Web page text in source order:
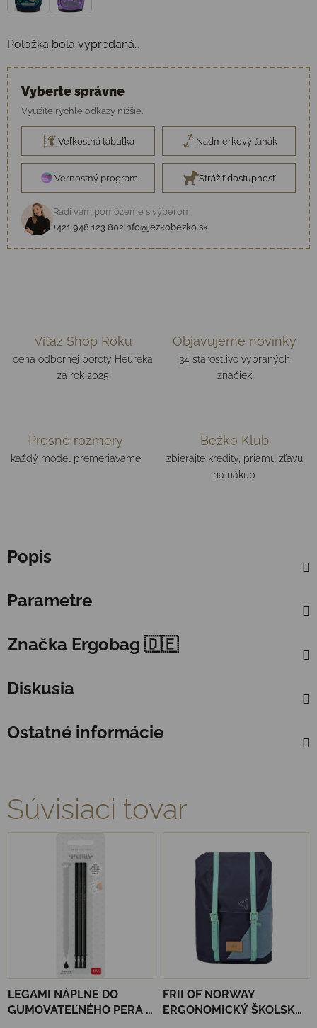
Položka bola vypredaná…
Vyberte správne
Využite rýchle odkazy nižšie.
Veľkostná tabuľka Nadmerkový ťahák
Vernostný program Strážiť dostupnosť
Radi vám pomôžeme s výberom
+421 948 123 802info@jezkobezko.sk
Víťaz Shop Roku
cena odbornej poroty Heureka
za rok 2025
Objavujeme novinky
34 starostlivo vybraných
značiek
Presné rozmery
každý model premeriavame
Bežko Klub
zbierajte kredity, priamu zľavu
na nákup
Popis
Parametre
Značka Ergobag 🇩🇪
Diskusia
Ostatné informácie
Súvisiaci tovar
LEGAMI NÁPLNE DO
GUMOVATEĽNÉHO PERA 3
FRII OF NORWAY
ERGONOMICKÝ ŠKOLSKÝ